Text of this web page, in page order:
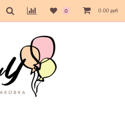
0 0.00 руб